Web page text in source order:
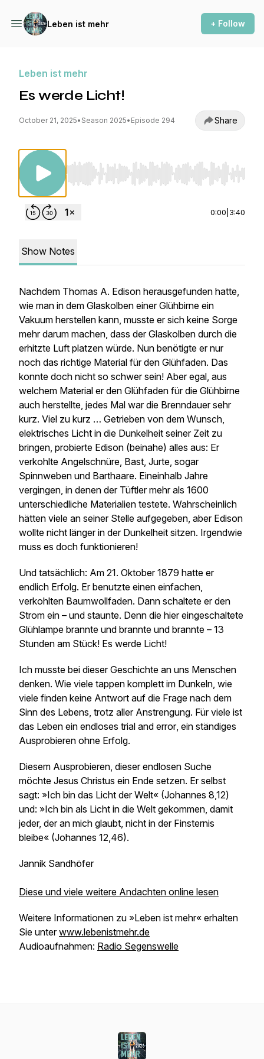
Leben ist mehr + Follow
Leben ist mehr
Es werde Licht!
October 21, 2025• Season 2025• Episode 294 Share
Use Left/Right to seek, Home/End to jump to
0:00 3:40
Show Notes
Nachdem Thomas A. Edison herausgefunden hatte,
wie man in dem Glaskolben einer Glühbirne ein
Vakuum herstellen kann, musste er sich keine Sorge
mehr darum machen, dass der Glaskolben durch die
erhitzte Luft platzen würde. Nun benötigte er nur
noch das richtige Material für den Glühfaden. Das
konnte doch nicht so schwer sein! Aber egal, aus
welchem Material er den Glühfaden für die Glühbirne
auch herstellte, jedes Mal war die Brenndauer sehr
kurz. Viel zu kurz … Getrieben von dem Wunsch,
elektrisches Licht in die Dunkelheit seiner Zeit zu
bringen, probierte Edison (beinahe) alles aus: Er
verkohlte Angelschnüre, Bast, Jurte, sogar
Spinnweben und Barthaare. Eineinhalb Jahre
vergingen, in denen der Tüftler mehr als 1600
unterschiedliche Materialien testete. Wahrscheinlich
hätten viele an seiner Stelle aufgegeben, aber Edison
wollte nicht länger in der Dunkelheit sitzen. Irgendwie
muss es doch funktionieren!
Und tatsächlich: Am 21. Oktober 1879 hatte er
endlich Erfolg. Er benutzte einen einfachen,
verkohlten Baumwollfaden. Dann schaltete er den
Strom ein – und staunte. Denn die hier eingeschaltete
Glühlampe brannte und brannte und brannte – 13
Stunden am Stück! Es werde Licht!
Ich musste bei dieser Geschichte an uns Menschen
denken. Wie viele tappen komplett im Dunkeln, wie
viele finden keine Antwort auf die Frage nach dem
Sinn des Lebens, trotz aller Anstrengung. Für viele ist
das Leben ein endloses trial and error, ein ständiges
Ausprobieren ohne Erfolg.
Diesem Ausprobieren, dieser endlosen Suche
möchte Jesus Christus ein Ende setzen. Er selbst
sagt: »Ich bin das Licht der Welt« (Johannes 8,12)
und: »Ich bin als Licht in die Welt gekommen, damit
jeder, der an mich glaubt, nicht in der Finsternis
bleibe« (Johannes 12,46).
Jannik Sandhöfer
Diese und viele weitere Andachten online lesen
Weitere Informationen zu »Leben ist mehr« erhalten
Sie unterwww.lebenistmehr.de
Audioaufnahmen: Radio Segenswelle